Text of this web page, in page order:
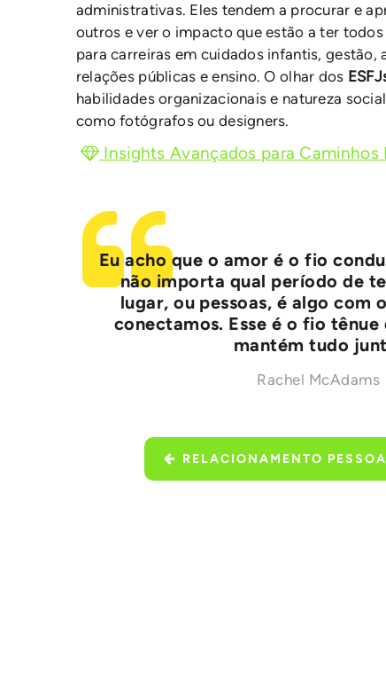
administrativas. Eles tendem a procurar e
outros e ver o impacto que estão a ter
para carreiras em cuidados infantis,
relações públicas e ensino. O olhar dos
habilidades organizacionais e natureza
como fotógrafos ou designers.
Insights Avançados para Caminhos
Eu acho que o amor é o fio
não importa qual período de
lugar, ou pessoas, é algo com
conectamos. Esse é o fio tênue
mantém tudo
Rachel McAdams
RELACIONAMENTO